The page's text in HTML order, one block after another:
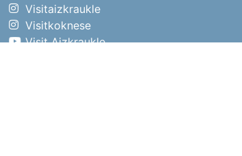
Visitaizkraukle
Visitkoknese
Visit Aizkraukle